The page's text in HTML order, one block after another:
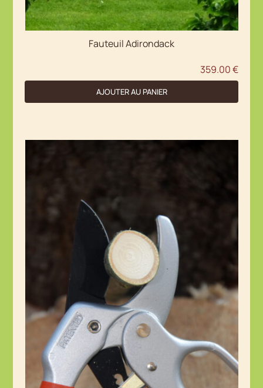
Fauteuil Adirondack
359.00€
AJOUTER AU PANIER